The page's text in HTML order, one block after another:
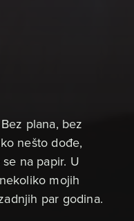
plana, bez
nešto dođe,
na papir. U
mojih
par godina.